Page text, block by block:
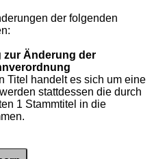
der folgenden
zur Änderung der
Titel handelt es sich um eine
stattdessen die durch
1 Stammtitel in die